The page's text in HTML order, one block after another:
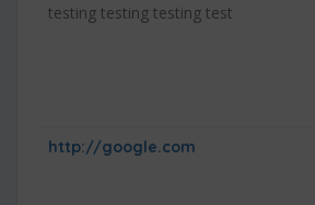
testing testing testing test
http://google.com